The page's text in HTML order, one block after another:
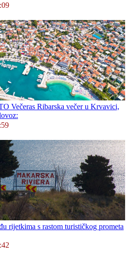
Večeras Ribarska večer u Krvavici,
rijetkima s rastom turističkog prometa